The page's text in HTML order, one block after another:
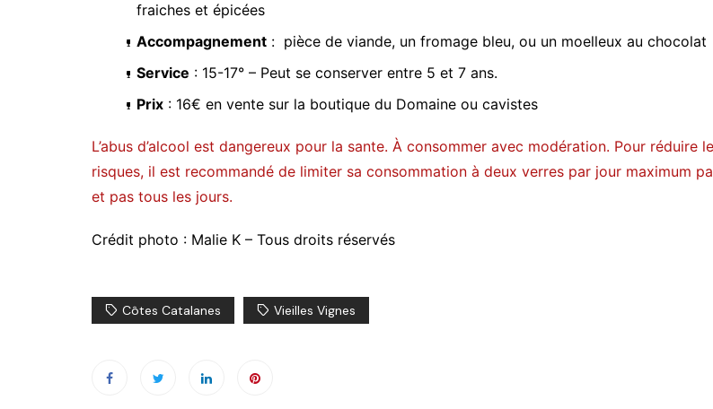
fraiches et épicées
Accompagnement : pièce de viande, un fromage bleu, ou un moelleux au chocolat
Service : 15-17° – Peut se conserver entre 5 et 7 ans.
Prix : 16€ en vente sur la boutique du Domaine ou cavistes
L’abus d’alcool est dangereux pour la sante. À consommer avec modération. Pour réduire
risques, il est recommandé de limiter sa consommation à deux verres par jour maximum
et pas tous les jours.
Crédit photo : Malie K – Tous droits réservés
Côtes Catalanes Vieilles Vignes